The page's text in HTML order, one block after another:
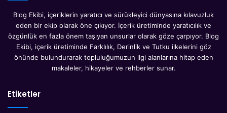
Blog Ekibi, içeriklerin yaratıcı ve sürükleyici dünyasına kılavuzluk
eden bir ekip olarak öne çıkıyor. İçerik üretiminde yaratıcılık ve
özgünlük en fazla önem taşıyan unsurlar olarak göze çarpıyor. Blog
Ekibi, içerik üretiminde Farklılık, Derinlik ve Tutku ilkelerini göz
önünde bulundurarak topluluğumuzun ilgi alanlarına hitap eden
makaleler, hikayeler ve rehberler sunar.
Etiketler